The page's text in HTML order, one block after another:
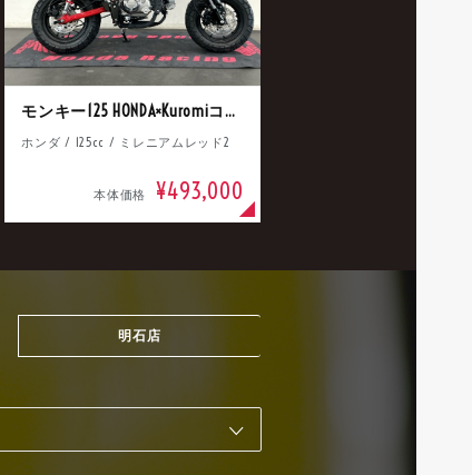
モンキー125 HONDA×Kuromiコラボ
ホンダ / 125cc / ミレニアムレッド2
本体価格 ¥493,000
明石店